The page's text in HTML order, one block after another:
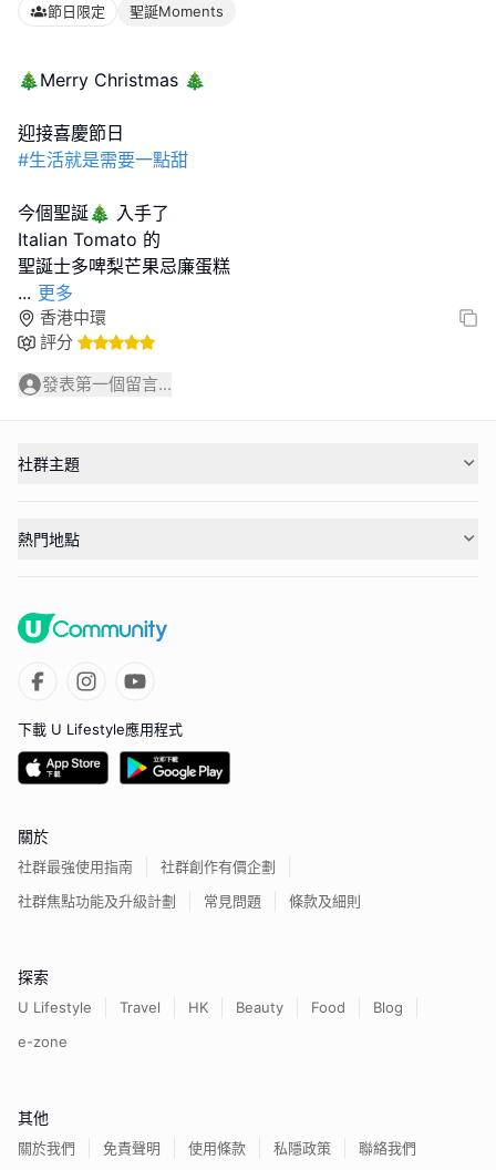
節日限定 聖誕Moments
🎄Merry Christmas 🎄
#生活就是需要一點甜
今個聖誕🎄 入手了
Italian Tomato 的
... 更多
香港中環
評分
發表第一個留言...
社群主題
熱門地點
下載 U Lifestyle應用程式
關於
社群最強使用指南
社群創作有價企劃
社群焦點功能及升級計劃
常見問題 條款及細則
探索
U Lifestyle Travel HK Beauty Food
Blog
e-zone
其他
關於我們 免責聲明 使用條款 私隱政策 聯絡我們